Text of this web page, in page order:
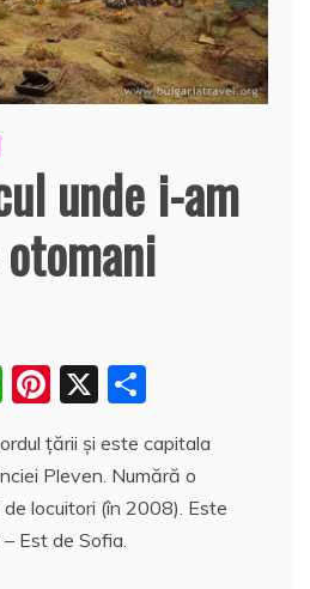
unde i-am
W
at
s
A
Pi
nt
er
e
st
X
rt
aj
ţării şi este capitala
Pleven. Numără o
locuitori (în 2008). Este
Est de Sofia.